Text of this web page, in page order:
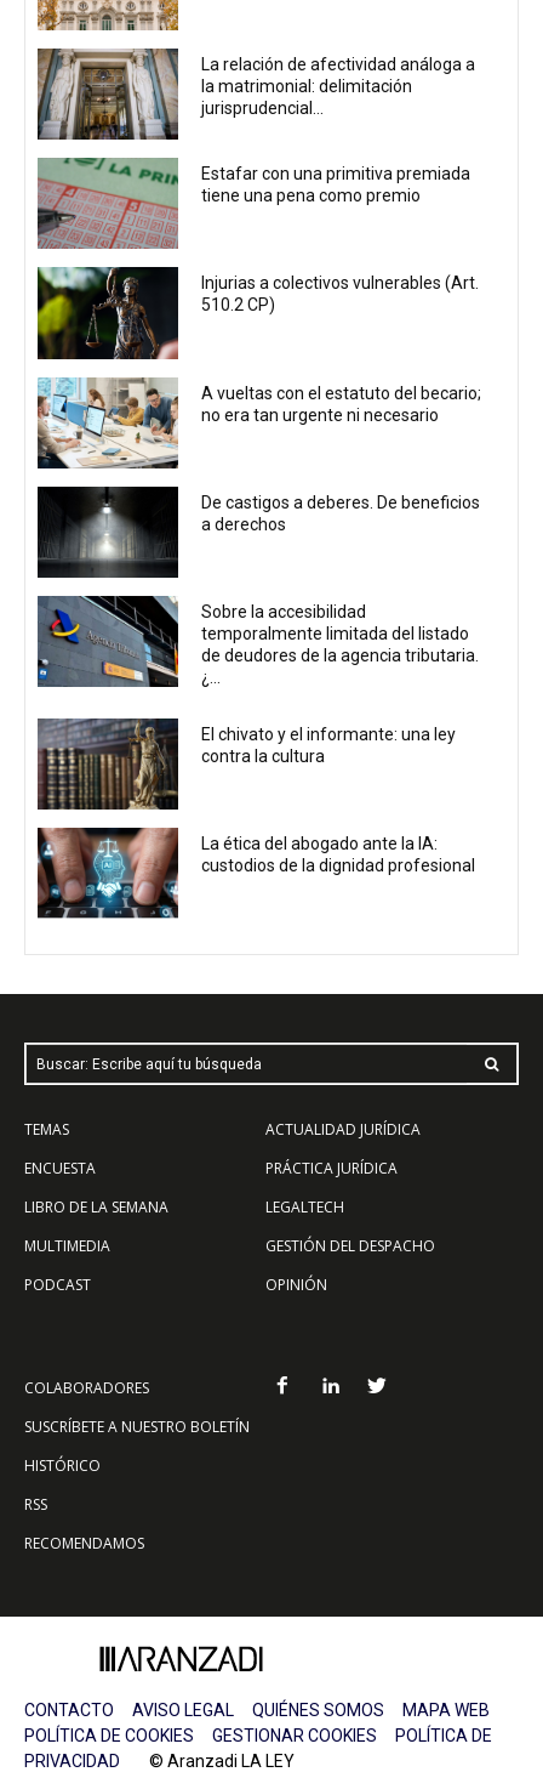
La relación de afectividad análoga a
la matrimonial: delimitación
jurisprudencial...
Estafar con una primitiva premiada
tiene una pena como premio
Injurias a colectivos vulnerables (Art.
510.2 CP)
A vueltas con el estatuto del becario;
no era tan urgente ni necesario
De castigos a deberes. De beneficios
a derechos
Sobre la accesibilidad
temporalmente limitada del listado
de deudores de la agencia tributaria.
¿...
El chivato y el informante: una ley
contra la cultura
La ética del abogado ante la IA:
custodios de la dignidad profesional
Buscar: Escribe aquí tu búsqueda
TEMAS
ENCUESTA
LIBRO DE LA SEMANA
MULTIMEDIA
PODCAST
ACTUALIDAD JURÍDICA
PRÁCTICA JURÍDICA
LEGALTECH
GESTIÓN DEL DESPACHO
OPINIÓN
COLABORADORES
SUSCRÍBETE A NUESTRO BOLETÍN
HISTÓRICO
RSS
RECOMENDAMOS
CONTACTO AVISO LEGAL QUIÉNES SOMOS
MAPA WEB
POLÍTICA DE COOKIES
GESTIONAR COOKIES
POLÍTICA DE
PRIVACIDAD © Aranzadi LA LEY